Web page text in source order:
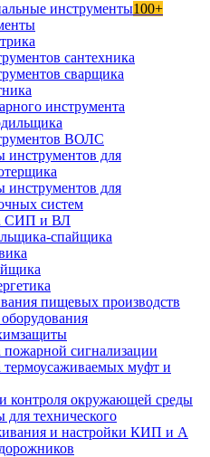
инструменты100+
сантехника
сварщика
инструмента
ВОЛС
инструментов для
инструментов для
систем
СИП и ВЛ
спайщика
пищевых производств
сигнализации
муфт и
контроля окружающей среды
для технического
и настройки КИП и А